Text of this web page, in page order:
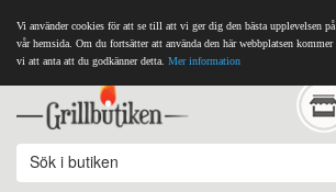
Vi använder cookies för att se till att vi ger dig den bästa upplevelsen på
vår hemsida. Om du fortsätter att använda den här webbplatsen kommer
vi att anta att du godkänner detta. Mer information